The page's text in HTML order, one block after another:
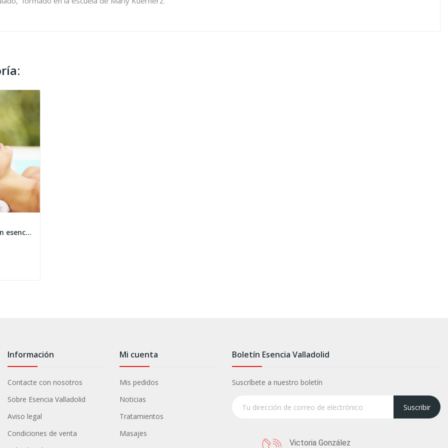
Masaje Energético con esencias y Reiki
Información
Contacte con nosotros
Sobre Esencia Valladolid
Aviso legal
Condiciones de venta
Mi cuenta
Mis pedidos
Noticias
Tratamientos
Masajes
Boletín Esencia Valladolid
Suscríbete a nuestro boletín
Suscribir
Victoria González